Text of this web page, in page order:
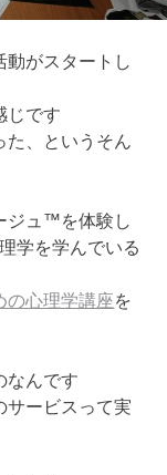
動がスタートし
じです
、というそん
ジュ™を体験し
学を学んでいる
の心理学講座を
なんです
サービスって実